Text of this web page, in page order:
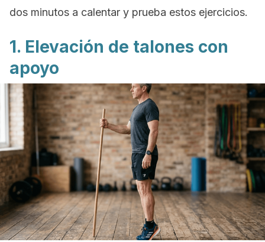
dos minutos a calentar y prueba estos ejercicios.
1. Elevación de talones con
apoyo